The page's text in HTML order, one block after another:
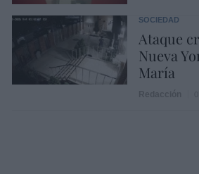
SOCIEDAD
Ataque
Nueva
María